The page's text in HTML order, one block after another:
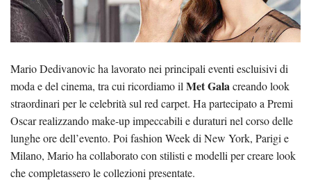
Mario Dedivanovic ha lavorato nei principali eventi escluisivi di
moda e del cinema, tra cui ricordiamo il Met Gala creando look
straordinari per le celebrità sul red carpet. Ha partecipato a Premi
Oscar realizzando make-up impeccabili e duraturi nel corso delle
lunghe ore dell’evento. Poi fashion Week di New York, Parigi e
Milano, Mario ha collaborato con stilisti e modelli per creare look
che completassero le collezioni presentate.